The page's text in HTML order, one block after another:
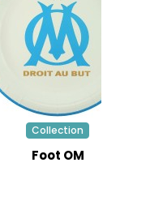
Collection
Foot OM